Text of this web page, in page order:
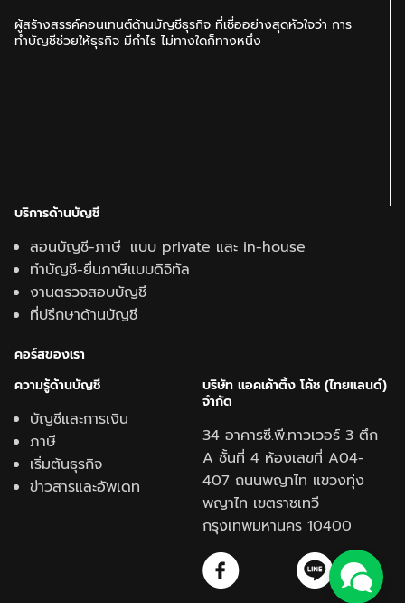
ผู้สร้างสรรค์คอนเทนต์ด้านบัญชีธุรกิจ ที่เชื่ออย่างสุดหัวใจว่า การ
ทำบัญชีช่วยให้ธุรกิจ มีกำไร ไม่ทางใดก็ทางหนึ่ง
บริการด้านบัญชี
สอนบัญชี-ภาษี แบบ private และ in-house
ทำบัญชี-ยื่นภาษีแบบดิจิทัล
งานตรวจสอบบัญชี
ที่ปรึกษาด้านบัญชี
คอร์สของเรา
ความรู้ด้านบัญชี
บัญชีและการเงิน
ภาษี
เริ่มต้นธุรกิจ
ข่าวสารและอัพเดท
บริษัท แอคเค้าติ้ง โค้ช (ไทยแลนด์)
จำกัด
34 อาคารซี.พี.ทาวเวอร์ 3 ตึก
A ชั้นที่ 4 ห้องเลขที่ A04-
407 ถนนพญาไท แขวงทุ่ง
พญาไท เขตราชเทวี
กรุงเทพมหานคร 10400